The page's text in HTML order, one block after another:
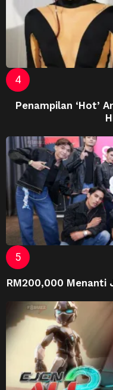
Penampilan ‘Hot’
RM200,000 Menanti